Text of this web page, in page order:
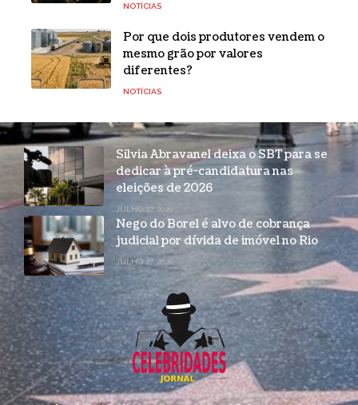
NOTÍCIAS
Por que dois produtores vendem o
mesmo grão por valores
diferentes?
NOTÍCIAS
Silvia Abravanel deixa o SBT para se
dedicar à pré-candidatura nas
eleições de 2026
JULHO 27, 2026
Nego do Borel é alvo de cobrança
judicial por dívida de imóvel no Rio
JULHO 27, 2026